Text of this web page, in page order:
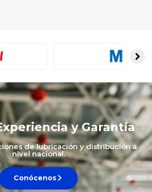
y Garantía
de lubricación y distribución a
nivel nacional.
Conócenos